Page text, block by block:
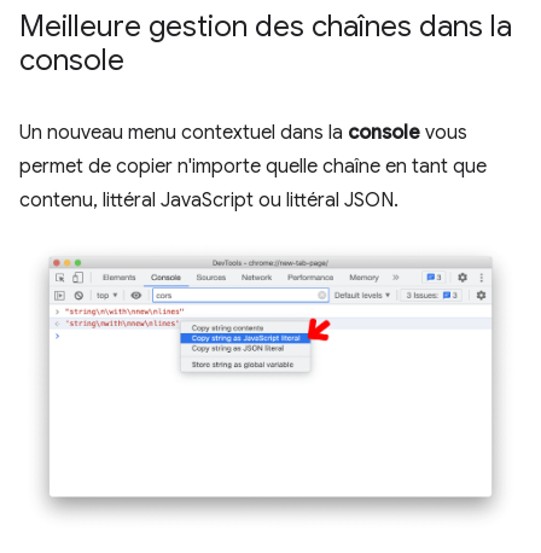
Meilleure gestion des chaînes dans la
console
Un nouveau menu contextuel dans la console vous
permet de copier n'importe quelle chaîne en tant que
contenu, littéral JavaScript ou littéral JSON.